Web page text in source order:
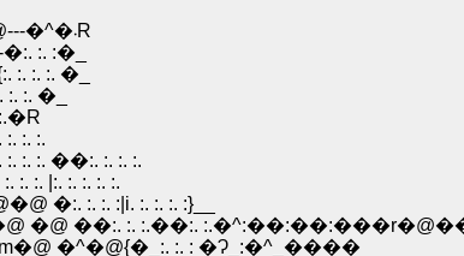
�@�@�@�@�@�@�@�@�@�@ �@ �@ �@ �@ �@---�^�܁R
:. :�_
:. :. �_
:. �_
:. :.
:. ��:. :. :. :.
:. |:. :. :. :. :.
�:. :. :. :|i. :. :. :. :}__
�@ �@ ��:. :. :.��:.
�^�@{�_:. :. : �Ɂ_:�^_����